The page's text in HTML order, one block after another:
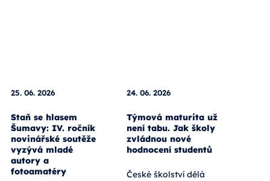
25. 06. 2026
Staň se hlasem
Šumavy: IV. ročník
novinářské soutěže
vyzývá mladé
autory a
fotoamatéry
24. 06. 2026
Týmová maturita už
není tabu. Jak školy
zvládnou nové
hodnocení studentů
České školství dělá